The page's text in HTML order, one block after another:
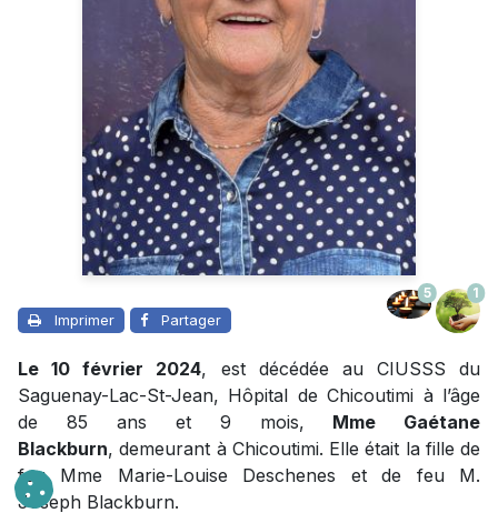
Imprimer Partager
5 1
Le 10 février 2024, est décédée au CIUSSS du
Saguenay-Lac-St-Jean, Hôpital de Chicoutimi à l’âge
de 85 ans et 9 mois, Mme Gaétane
Blackburn, demeurant à Chicoutimi. Elle était la fille de
feu Mme Marie-Louise Deschenes et de feu M.
Joseph Blackburn.